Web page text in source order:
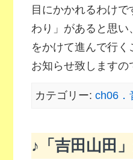
目にかかれるわけ
わり」があると思い
をかけて進んで行
お知らせ致しますの
カテゴリー: ch06．
♪「吉田山田